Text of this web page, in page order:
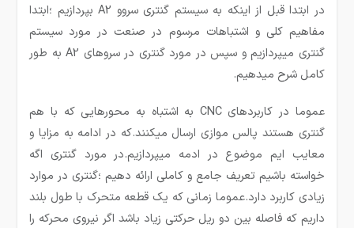
در ابتدا قبل از اینکه به سیستم گنتری سروو A2 بپردازیم ؛ابتدا
مفاهیم کلی و اشتباهات مرسوم در صنعت در مورد سیستم
گنتری میپردازیم و سپس در مورد گنتری در سروهای A2 به طور
کامل شرح میدهیم.
عموما در کاربردهای CNC به اشتباه به محورهایی که با هم
گنتری هستند پالس موازی ارسال میکنند.که در ادامه به مزایا و
معایب ایم موضوع در ادمه میپردازیم.در مورد گنتری اگه
خواسته باشیم تعریف جامع و کاملی ارائه دهیم ؛گنتری در موارد
زیادی کاربرد دارد.عموما زمانی که یک قطعه متحرک با طول بلند
داریم که فاصله بین دو ریل حرکتی زیاد باشد اگر نیروی محرکه را